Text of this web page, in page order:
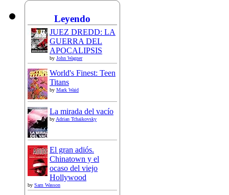
Leyendo
JUEZ DREDD: LA
GUERRA DEL
APOCALIPSIS
by John Wagner
World's Finest: Teen
Titans
by Mark Waid
La mirada del vacío
byAdrian Tchaikovsky
El gran adiós.
Chinatown y el
ocaso del viejo
Hollywood
by Sam Wasson